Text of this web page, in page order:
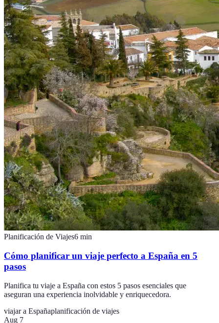
Planificación de Viajes6 min
Cómo planificar un viaje perfecto a España en 5
pasos
Planifica tu viaje a España con estos 5 pasos esenciales que
aseguran una experiencia inolvidable y enriquecedora.
viajar a Españaplanificación de viajes
Aug 7